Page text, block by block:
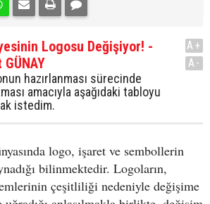
Logosu Değişiyor! -
hazırlanması sürecinde
amacıyla aşağıdaki tabloyu
istedim.
A+
A-
logo, işaret ve sembollerin
bilinmektedir. Logoların,
çeşitliliği nedeniyle değişime